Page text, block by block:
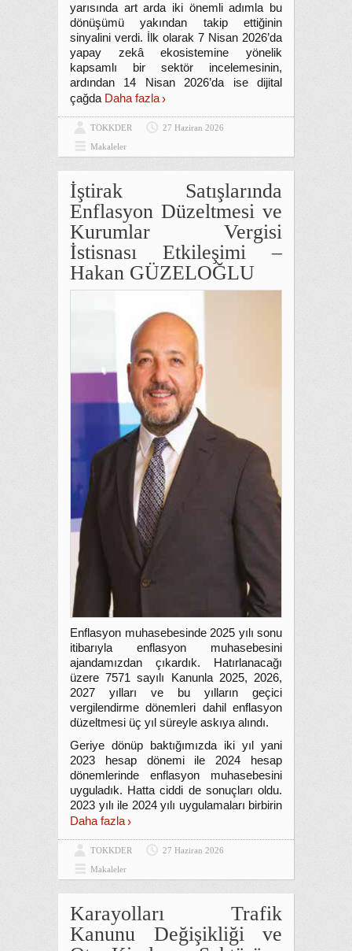
yarısında art arda iki önemli adımla bu
dönüşümü yakından takip ettiğinin
sinyalini verdi. İlk olarak 7 Nisan 2026’da
yapay zekâ ekosistemine yönelik
kapsamlı bir sektör incelemesinin,
ardından 14 Nisan 2026’da ise dijital
çağda Daha fazla
TOKKDER
27 Haziran 2026
Makaleler
İştirak Satışlarında
Enflasyon Düzeltmesi ve
Kurumlar Vergisi
İstisnası Etkileşimi –
Hakan GÜZELOĞLU
Enflasyon muhasebesinde 2025 yılı sonu
itibarıyla enflasyon muhasebesini
ajandamızdan çıkardık. Hatırlanacağı
üzere 7571 sayılı Kanunla 2025, 2026,
2027 yılları ve bu yılların geçici
vergilendirme dönemleri dahil enflasyon
düzeltmesi üç yıl süreyle askıya alındı.
Geriye dönüp baktığımızda iki yıl yani
2023 hesap dönemi ile 2024 hesap
dönemlerinde enflasyon muhasebesini
uyguladık. Hatta ciddi de sonuçları oldu.
2023 yılı ile 2024 yılı uygulamaları birbirin
Daha fazla
TOKKDER
27 Haziran 2026
Makaleler
Karayolları Trafik
Kanunu Değişikliği ve